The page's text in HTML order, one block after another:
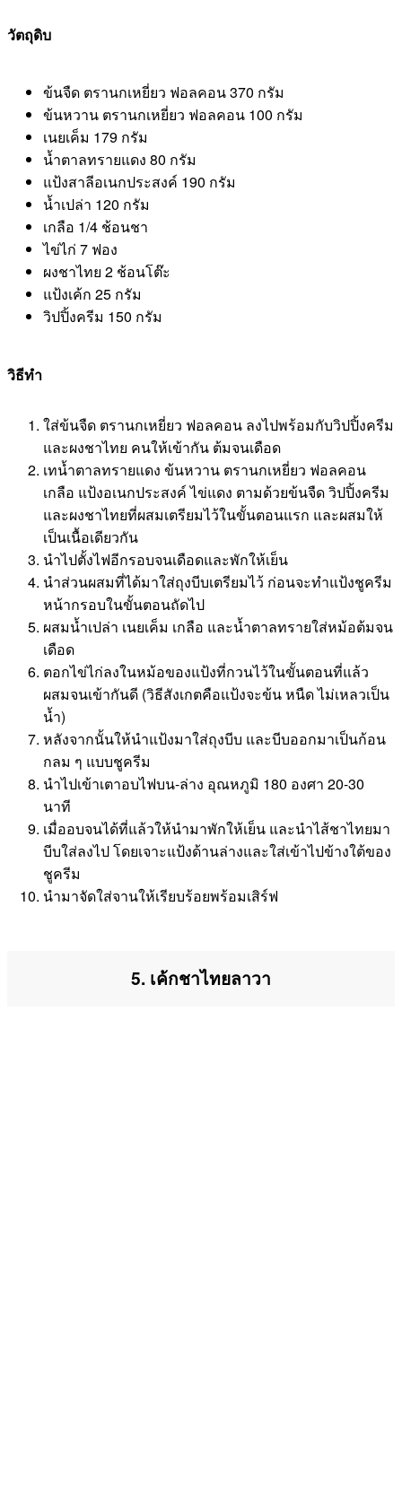
วัตถุดิบ
ข้นจืด ตรานกเหยี่ยว ฟอลคอน 370 กรัม
ข้นหวาน ตรานกเหยี่ยว ฟอลคอน 100 กรัม
เนยเค็ม 179 กรัม
น้ำตาลทรายแดง 80 กรัม
แป้งสาลีอเนกประสงค์ 190 กรัม
น้ำเปล่า 120 กรัม
เกลือ 1/4 ช้อนชา
ไข่ไก่ 7 ฟอง
ผงชาไทย 2 ช้อนโต๊ะ
แป้งเค้ก 25 กรัม
วิปปิ้งครีม 150 กรัม
วิธีทำ
ใส่ข้นจืด ตรานกเหยี่ยว ฟอลคอน ลงไปพร้อมกับวิปปิ้งครีม
และผงชาไทย คนให้เข้ากัน ต้มจนเดือด
เทน้ำตาลทรายแดง ข้นหวาน ตรานกเหยี่ยว ฟอลคอน
เกลือ แป้งอเนกประสงค์ ไข่แดง ตามด้วยข้นจืด วิปปิ้งครีม
และผงชาไทยที่ผสมเตรียมไว้ในขั้นตอนแรก และผสมให้
เป็นเนื้อเดียวกัน
นำไปตั้งไฟอีกรอบจนเดือดและพักให้เย็น
นำส่วนผสมที่ได้มาใส่ถุงบีบเตรียมไว้ ก่อนจะทำแป้งชูครีม
หน้ากรอบในขั้นตอนถัดไป
ผสมน้ำเปล่า เนยเค็ม เกลือ และน้ำตาลทรายใส่หม้อต้มจน
เดือด
ตอกไข่ไก่ลงในหม้อของแป้งที่กวนไว้ในขั้นตอนที่แล้ว
ผสมจนเข้ากันดี (วิธีสังเกตคือแป้งจะข้น หนืด ไม่เหลวเป็น
น้ำ)
หลังจากนั้นให้นำแป้งมาใส่ถุงบีบ และบีบออกมาเป็นก้อน
กลม ๆ แบบชูครีม
นำไปเข้าเตาอบไฟบน-ล่าง อุณหภูมิ 180 องศา 20-30
นาที
เมื่ออบจนได้ที่แล้วให้นำมาพักให้เย็น และนำไส้ชาไทยมา
บีบใส่ลงไป โดยเจาะแป้งด้านล่างและใส่เข้าไปข้างใต้ของ
ชูครีม
นำมาจัดใส่จานให้เรียบร้อยพร้อมเสิร์ฟ
5. เค้กชาไทยลาวา